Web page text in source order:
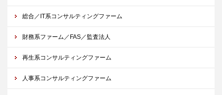
総合／IT系コンサルティングファーム
財務系ファーム／FAS／監査法人
再生系コンサルティングファーム
人事系コンサルティングファーム